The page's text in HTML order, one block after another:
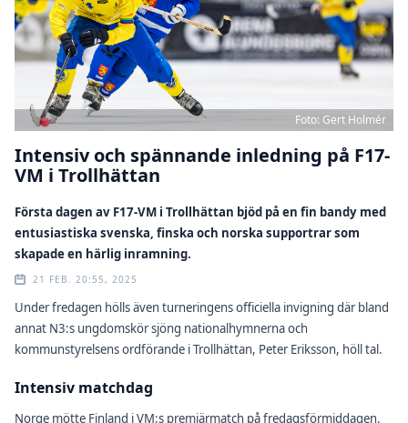
Foto: Gert Holmér
Intensiv och spännande inledning på F17-
VM i Trollhättan
Första dagen av F17-VM i Trollhättan bjöd på en fin bandy med
entusiastiska svenska, finska och norska supportrar som
skapade en härlig inramning.
21 FEB. 20:55, 2025
Under fredagen hölls även turneringens officiella invigning där bland
annat N3:s ungdomskör sjöng nationalhymnerna och
kommunstyrelsens ordförande i Trollhättan, Peter Eriksson, höll tal.
Intensiv matchdag
Norge mötte Finland i VM:s premiärmatch på fredagsförmiddagen.